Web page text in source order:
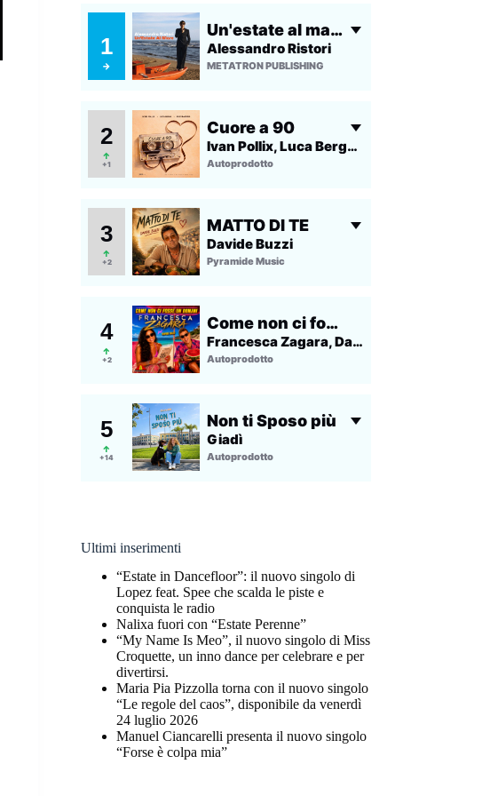
Ultimi inserimenti
“Estate in Dancefloor”: il nuovo singolo di
Lopez feat. Spee che scalda le piste e
conquista le radio
Nalixa fuori con “Estate Perenne”
“My Name Is Meo”, il nuovo singolo di Miss
Croquette, un inno dance per celebrare e per
divertirsi.
Maria Pia Pizzolla torna con il nuovo singolo
“Le regole del caos”, disponibile da venerdì
24 luglio 2026
Manuel Ciancarelli presenta il nuovo singolo
“Forse è colpa mia”